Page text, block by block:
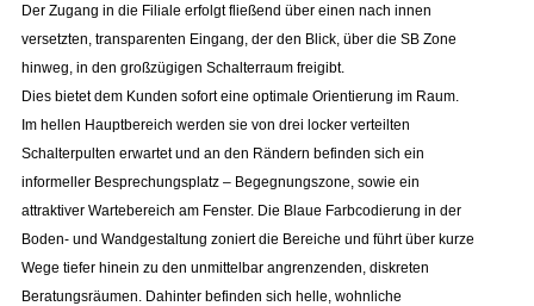
Der Zugang in die Filiale erfolgt fließend über einen nach innen
versetzten, transparenten Eingang, der den Blick, über die SB Zone
hinweg, in den großzügigen Schalterraum freigibt.
Dies bietet dem Kunden sofort eine optimale Orientierung im Raum.
Im hellen Hauptbereich werden sie von drei locker verteilten
Schalterpulten erwartet und an den Rändern befinden sich ein
informeller Besprechungsplatz – Begegnungszone, sowie ein
attraktiver Wartebereich am Fenster. Die Blaue Farbcodierung in der
Boden- und Wandgestaltung zoniert die Bereiche und führt über kurze
Wege tiefer hinein zu den unmittelbar angrenzenden, diskreten
Beratungsräumen. Dahinter befinden sich helle, wohnliche